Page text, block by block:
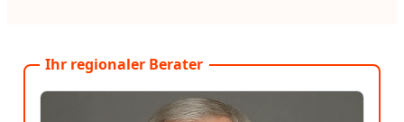
Ihr regionaler Berater